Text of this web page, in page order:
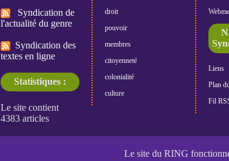
Syndication de
l'actualité du genre
Syndication des
textes en ligne
Statistiques :
droit
pouvoir
membres
citoyenneté
colonialité
culture
Liens
Plan
Fil
Le site du RING